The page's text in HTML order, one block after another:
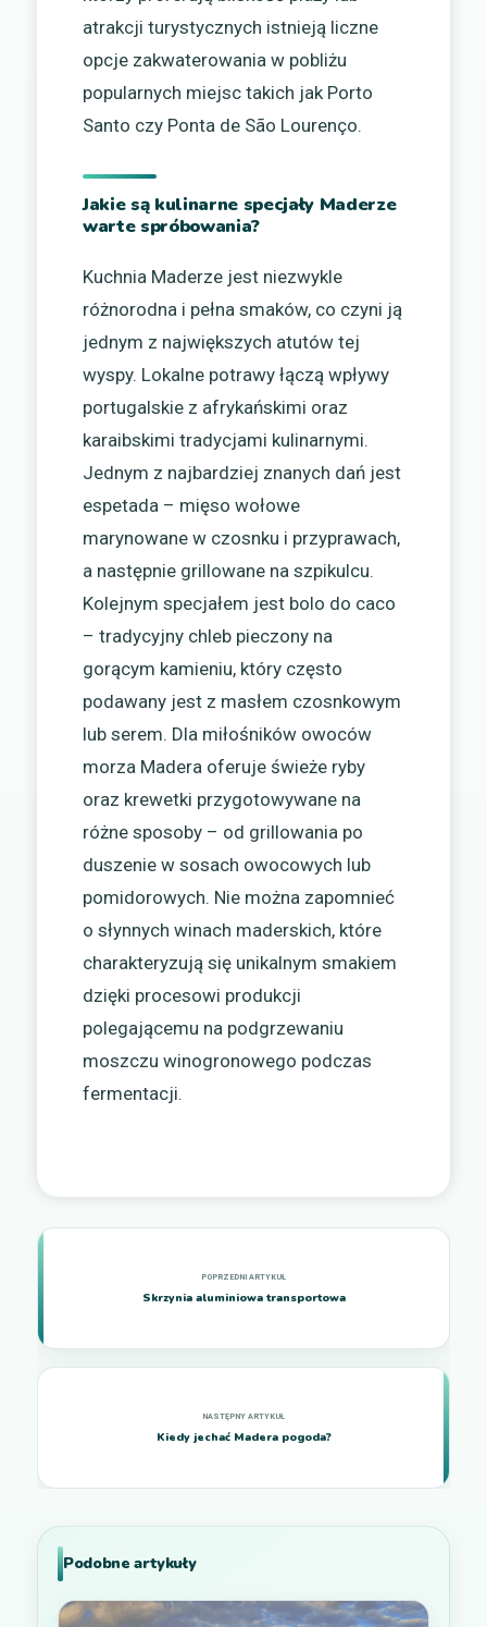
atrakcji turystycznych istnieją liczne
opcje zakwaterowania w pobliżu
popularnych miejsc takich jak Porto
Santo czy Ponta de São Lourenço.
Jakie są kulinarne specjały Maderze
warte spróbowania?
Kuchnia Maderze jest niezwykle
różnorodna i pełna smaków, co czyni ją
jednym z największych atutów tej
wyspy. Lokalne potrawy łączą wpływy
portugalskie z afrykańskimi oraz
karaibskimi tradycjami kulinarnymi.
Jednym z najbardziej znanych dań jest
espetada – mięso wołowe
marynowane w czosnku i przyprawach,
a następnie grillowane na szpikulcu.
Kolejnym specjałem jest bolo do caco
– tradycyjny chleb pieczony na
gorącym kamieniu, który często
podawany jest z masłem czosnkowym
lub serem. Dla miłośników owoców
morza Madera oferuje świeże ryby
oraz krewetki przygotowywane na
różne sposoby – od grillowania po
duszenie w sosach owocowych lub
pomidorowych. Nie można zapomnieć
o słynnych winach maderskich, które
charakteryzują się unikalnym smakiem
dzięki procesowi produkcji
polegającemu na podgrzewaniu
moszczu winogronowego podczas
fermentacji.
Skrzynia aluminiowa transportowa
Kiedy jechać Madera pogoda?
Podobne artykuły